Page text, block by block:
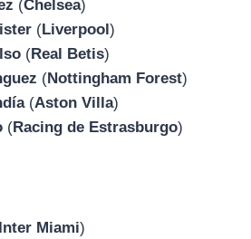
(Chelsea)
(Liverpool)
(Real Betis)
(Nottingham Forest)
(Aston Villa)
(Racing de Estrasburgo)
Inter Miami)